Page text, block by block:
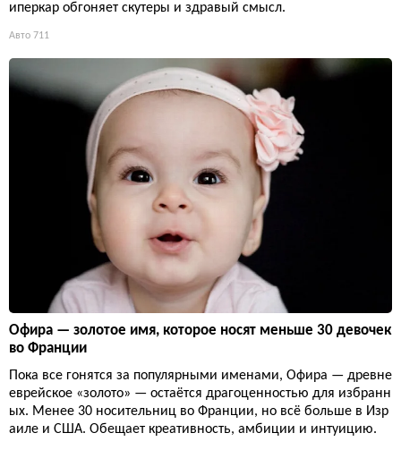
иперкар обгоняет скутеры и здравый смысл.
Авто 711
Офира — золотое имя, которое носят меньше 30 девочек
во Франции
Пока все гонятся за популярными именами, Офира — древне
еврейское «золото» — остаётся драгоценностью для избранн
ых. Менее 30 носительниц во Франции, но всё больше в Изр
аиле и США. Обещает креативность, амбиции и интуицию.